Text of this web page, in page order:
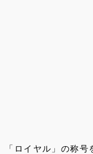
「ロイヤル」の称号